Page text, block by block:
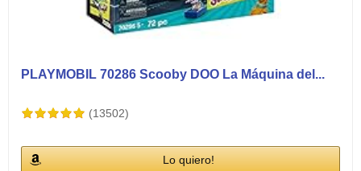
PLAYMOBIL 70286 Scooby DOO La Máquina del...
(13502)
Lo quiero!